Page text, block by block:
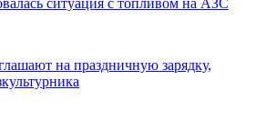
ситуация с топливом на АЗС
на праздничную зарядку,